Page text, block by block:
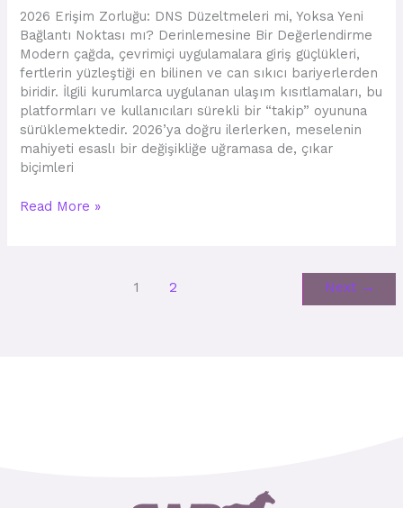
2026 Erişim Zorluğu: DNS Düzeltmeleri mi, Yoksa Yeni
Bağlantı Noktası mı? Derinlemesine Bir Değerlendirme
Modern çağda, çevrimiçi uygulamalara giriş güçlükleri,
fertlerin yüzleştiği en bilinen ve can sıkıcı bariyerlerden
biridir. İlgili kurumlarca uygulanan ulaşım kısıtlamaları, bu
platformları ve kullanıcıları sürekli bir “takip” oyununa
sürüklemektedir. 2026’ya doğru ilerlerken, meselenin
mahiyeti esaslı bir değişikliğe uğramasa de, çıkar
biçimleri
mı?
Derinlemesine
Bir
Değerlendirme
Read More »
1 2 Next →